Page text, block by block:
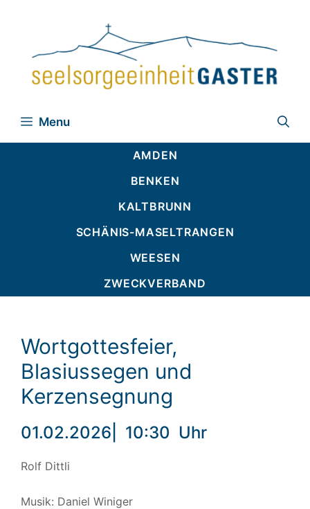
Menu
AMDEN
BENKEN
KALTBRUNN
SCHÄNIS-MASELTRANGEN
WEESEN
ZWECKVERBAND
Wortgottesfeier,
Blasiussegen und
Kerzensegnung
01.02.2026 10:30 Uhr
Rolf Dittli
Musik: Daniel Winiger